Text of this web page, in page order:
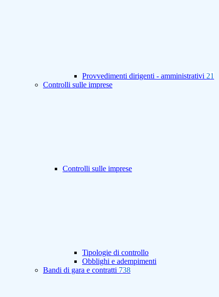
Provvedimenti dirigenti - amministrativi 21
Controlli sulle imprese
Controlli sulle imprese
Tipologie di controllo
Obblighi e adempimenti
Bandi di gara e contratti 738